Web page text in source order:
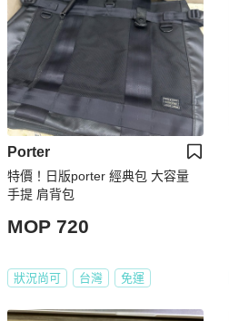
Porter
特價！日版porter 經典包 大容量
手提 肩背包
MOP 720
狀況尚可 台灣 免運